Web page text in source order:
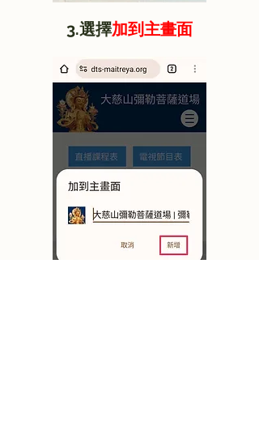
3.選擇加到主畫面